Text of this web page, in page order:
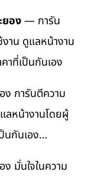
อง— การัน
าน ดูแลหน้างาน
าที่เป็นกันเอง
ง การันตีความ
ลหน้างานโดยผู้
นกันเอง…
มั่นใจในความ